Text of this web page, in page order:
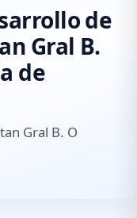
de
Gral B.
de
Gral B. O